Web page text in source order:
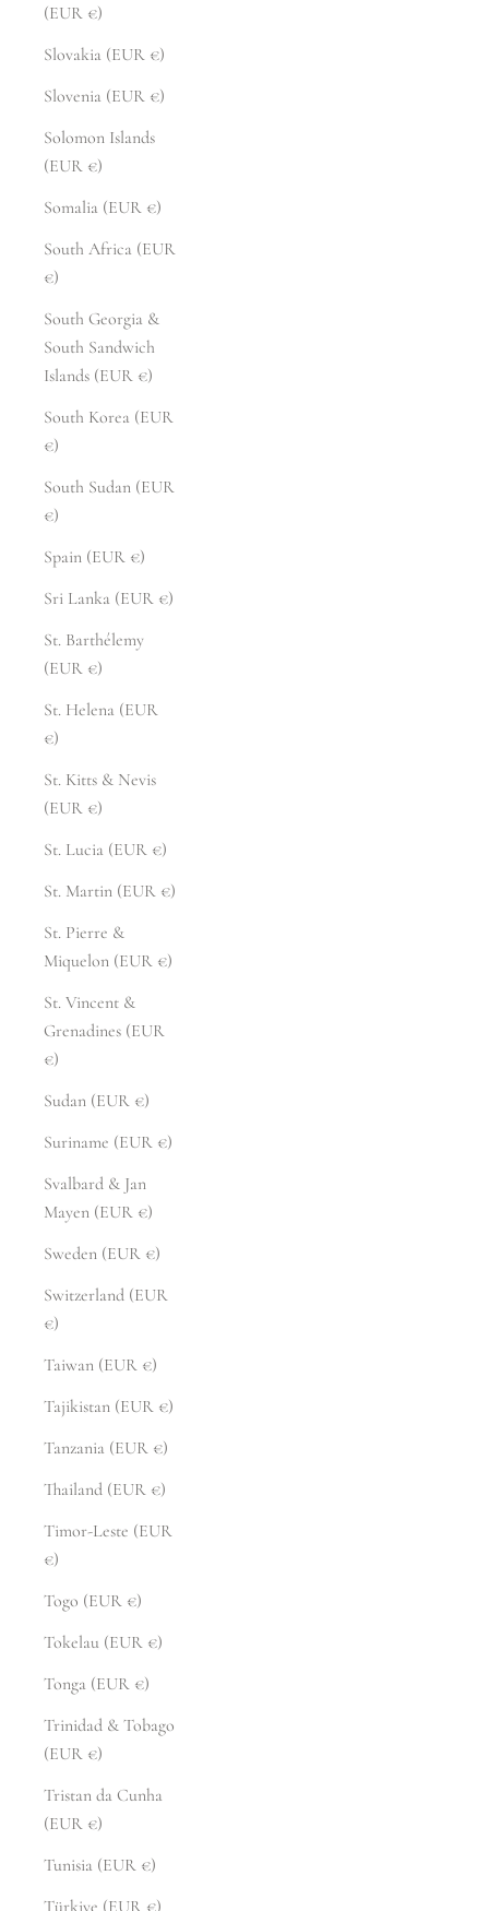
(EUR €)
Slovakia (EUR €)
Slovenia (EUR €)
Solomon Islands
(EUR €)
Somalia (EUR €)
South Africa (EUR
€)
South Georgia &
South Sandwich
Islands (EUR €)
South Korea (EUR
€)
South Sudan (EUR
€)
Spain (EUR €)
Sri Lanka (EUR €)
St. Barthélemy
(EUR €)
St. Helena (EUR
€)
St. Kitts & Nevis
(EUR €)
St. Lucia (EUR €)
St. Martin (EUR €)
St. Pierre &
Miquelon (EUR €)
St. Vincent &
Grenadines (EUR
€)
Sudan (EUR €)
Suriname (EUR €)
Svalbard & Jan
Mayen (EUR €)
Sweden (EUR €)
Switzerland (EUR
€)
Taiwan (EUR €)
Tajikistan (EUR €)
Tanzania (EUR €)
Thailand (EUR €)
Timor-Leste (EUR
€)
Togo (EUR €)
Tokelau (EUR €)
Tonga (EUR €)
Trinidad & Tobago
(EUR €)
Tristan da Cunha
(EUR €)
Tunisia (EUR €)
Türkiye (EUR €)